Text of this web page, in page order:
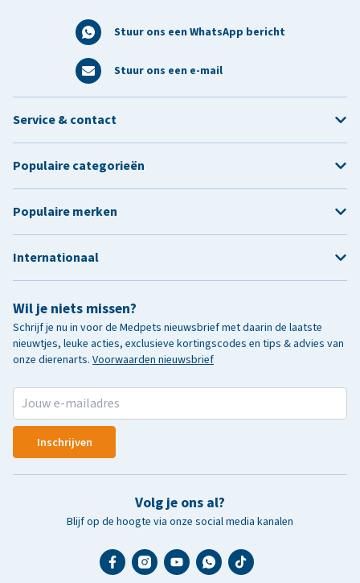
Stuur ons een WhatsApp bericht
Stuur ons een e-mail
Wil je niets missen?
Schrijf je nu in voor de Medpets nieuwsbrief met daarin de laatste
nieuwtjes, leuke acties, exclusieve kortingscodes en tips & advies van
onze dierenarts. Voorwaarden nieuwsbrief
Inschrijven
Volg je ons al?
Blijf op de hoogte via onze social media kanalen
Service & contact
Populaire categorieën
Populaire merken
Internationaal